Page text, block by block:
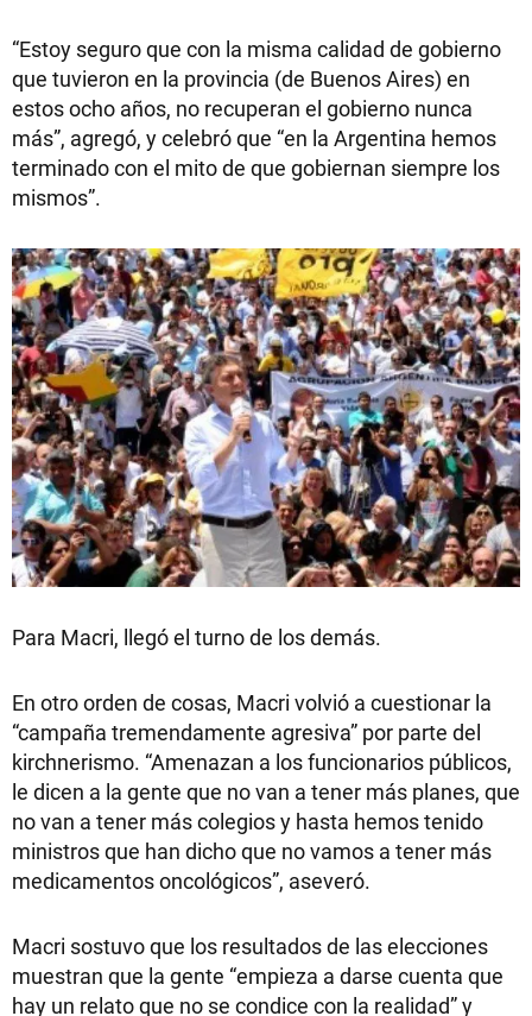
“Estoy seguro que con la misma calidad de gobierno
que tuvieron en la provincia (de Buenos Aires) en
estos ocho años, no recuperan el gobierno nunca
más”, agregó, y celebró que “en la Argentina hemos
terminado con el mito de que gobiernan siempre los
mismos”.
Para Macri, llegó el turno de los demás.
En otro orden de cosas, Macri volvió a cuestionar la
“campaña tremendamente agresiva” por parte del
kirchnerismo. “Amenazan a los funcionarios públicos,
le dicen a la gente que no van a tener más planes, que
no van a tener más colegios y hasta hemos tenido
ministros que han dicho que no vamos a tener más
medicamentos oncológicos”, aseveró.
Macri sostuvo que los resultados de las elecciones
muestran que la gente “empieza a darse cuenta que
hay un relato que no se condice con la realidad” y